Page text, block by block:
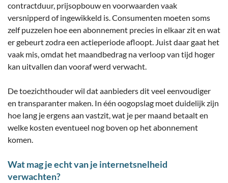
contractduur, prijsopbouw en voorwaarden vaak
versnipperd of ingewikkeld is. Consumenten moeten soms
zelf puzzelen hoe een abonnement precies in elkaar zit en wat
er gebeurt zodra een actieperiode afloopt. Juist daar gaat het
vaak mis, omdat het maandbedrag na verloop van tijd hoger
kan uitvallen dan vooraf werd verwacht.
De toezichthouder wil dat aanbieders dit veel eenvoudiger
en transparanter maken. In één oogopslag moet duidelijk zijn
hoe lang je ergens aan vastzit, wat je per maand betaalt en
welke kosten eventueel nog boven op het abonnement
komen.
Wat mag je echt van je internetsnelheid
verwachten?